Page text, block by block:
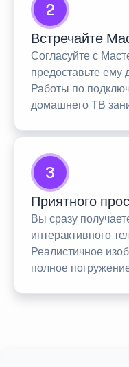
2
Встречайте
Согласуйте с
предоставьте ему
Работы по
домашнего ТВ
3
Приятного
Вы сразу
интерактивного
Реалистичное
полное